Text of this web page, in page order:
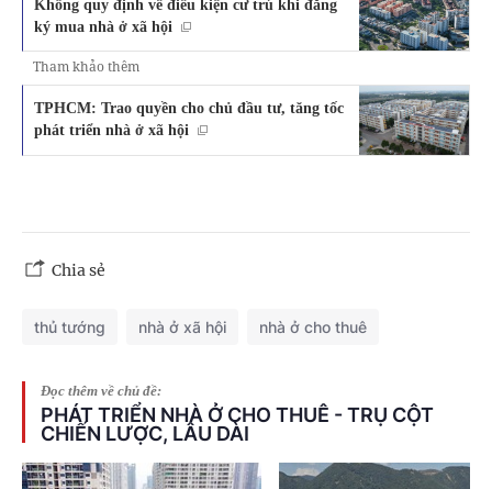
Không quy định về điều kiện cư trú khi đăng
ký mua nhà ở xã hội
Tham khảo thêm
TPHCM: Trao quyền cho chủ đầu tư, tăng tốc
phát triển nhà ở xã hội
Chia sẻ
thủ tướng nhà ở xã hội nhà ở cho thuê
Đọc thêm về chủ đề:
PHÁT TRIỂN NHÀ Ở CHO THUÊ - TRỤ CỘT
CHIẾN LƯỢC, LÂU DÀI